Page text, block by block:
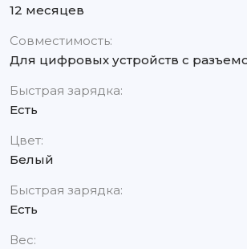
12 месяцев
Совместимость:
Для цифровых устройств с
Быстрая зарядка:
Есть
Цвет:
Белый
Быстрая зарядка:
Есть
Вес: